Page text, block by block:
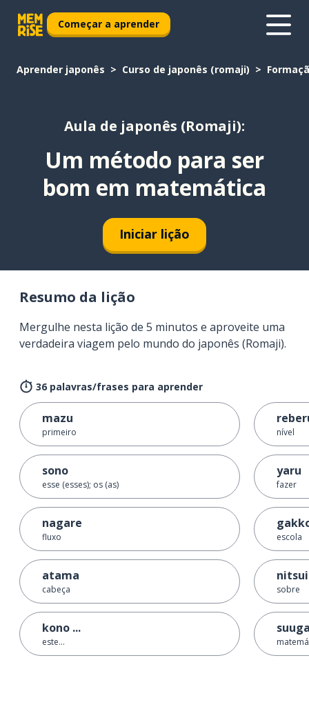
Começar a aprender
Aprender japonês Curso de japonês (romaji)
Aula de japonês (Romaji):
Um método para ser
bom em matemática
Iniciar lição
Resumo da lição
Mergulhe nesta lição de 5 minutos e aproveite uma
verdadeira viagem pelo mundo do japonês (Romaji).
36 palavras/frases para aprender
mazu
primeiro
sono
esse (esses); os (as)
nagare
fluxo
atama
cabeça
kono ...
este...
nível
yaru
fazer
escola
sobre